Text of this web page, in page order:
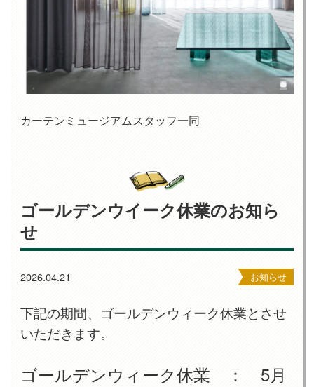
カーテンミュージアムスタッフ一同
ゴールデンウイーク休業のお知ら
せ
2026.04.21 お知らせ
下記の期間、ゴールデンウィーク休業とさせ
いただきます。
ゴールデンウィーク休業 ： 5月